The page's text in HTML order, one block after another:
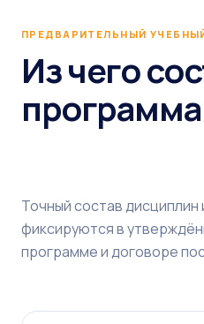
ПРЕДВАРИТЕЛЬНЫЙ
Из чего
программа
Точный состав
фиксируются в
программе и договоре